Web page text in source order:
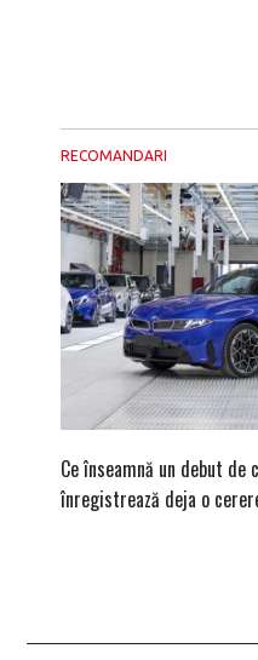
RECOMANDARI
Ce înseamnă un debut
înregistrează deja o